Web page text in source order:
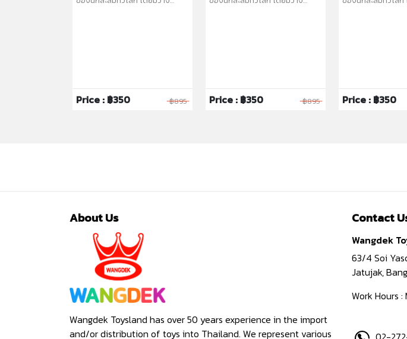
Price : ฿350 ฿895 Price : ฿350 ฿895 Price : ฿350
About Us
Wangdek Toysland has over 50 years experience in the import
and/or distribution of toys into Thailand. We represent various
Contact
Wangdek
63/4 Soi
Jatujak,
Work Hours